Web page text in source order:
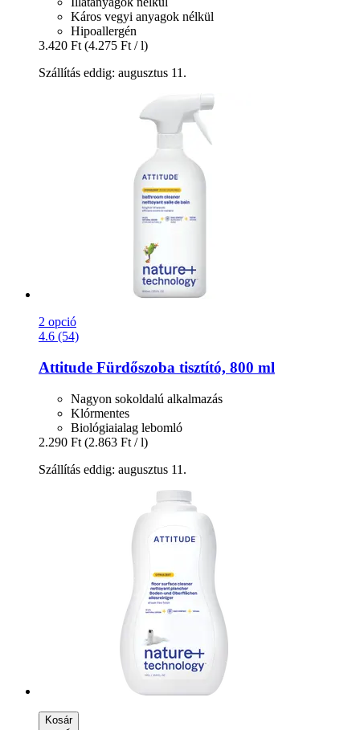
Káros vegyi anyagok nélkül
Hipoallergén
3.420 Ft (4.275 Ft / l)
Szállítás eddig: augusztus 11.
2 opció
4.6 (54)
Attitude Fürdőszoba tisztító, 800 ml
Nagyon sokoldalú alkalmazás
Klórmentes
Biológiaialag lebomló
2.290 Ft (2.863 Ft / l)
Szállítás eddig: augusztus 11.
Kosár